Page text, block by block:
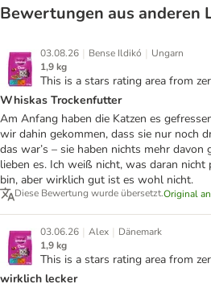
Bewertungen aus anderen
03.08.26 | Bense Ildikó | Ungarn
1,9 kg
This is a stars rating area from
Whiskas Trockenfutter
Am Anfang haben die Katzen es
wir dahin gekommen, dass sie nur noch
das war’s – sie haben nichts mehr davon
lieben es. Ich weiß nicht, was daran nicht
bin, aber wirklich gut ist es wohl nicht.
Diese Bewertung wurde übersetzt.Original
03.06.26 | Alex | Dänemark
1,9 kg
This is a stars rating area from
wirklich lecker